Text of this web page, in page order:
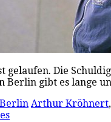
gelaufen. Die
Berlin gibt es lange
Arthur Kröhnert,